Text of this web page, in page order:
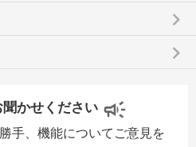
keyboard_arrow_right
keyboard_arrow_right
かせください
手、機能についてご意見を